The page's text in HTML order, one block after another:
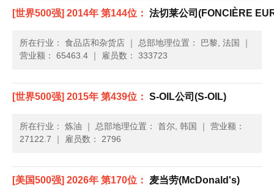
[世界500强] 2014年 第144位： 法切莱公司(FONCIÈRE
所在行业： 食品店和杂货店 ｜ 总部地理位置： 巴黎, 法国
｜
营业额： 65463.4 ｜ 雇员数： 333723
[世界500强] 2015年 第439位： S-OIL公司(S-OIL)
所在行业： 炼油 ｜ 总部地理位置： 首尔, 韩国 ｜ 营业额：
27122.7 ｜ 雇员数： 2796
[美国500强] 2026年 第170位： 麦当劳(McDonald's)